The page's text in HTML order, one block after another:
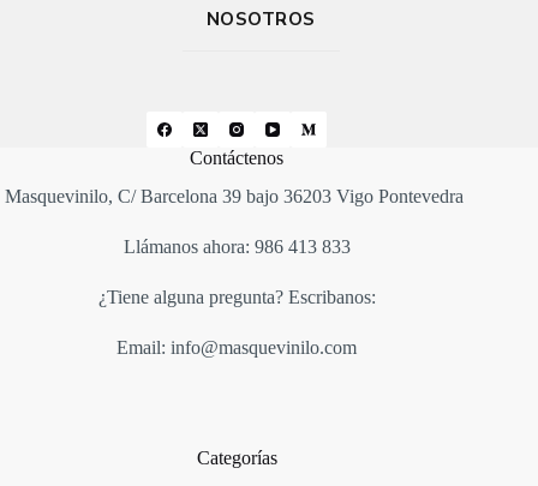
NOSOTROS
Contáctenos
Masquevinilo, C/ Barcelona 39 bajo 36203 Vigo Pontevedra
Llámanos ahora: 986 413 833
¿Tiene alguna pregunta? Escribanos:
Email: info@masquevinilo.com
Categorías